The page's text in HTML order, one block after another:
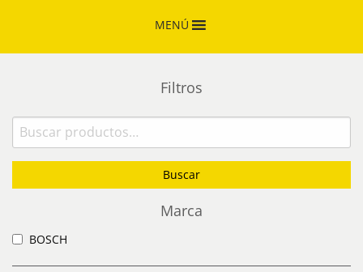
MENÚ
Filtros
Buscar
por:
Buscar
Marca
BOSCH